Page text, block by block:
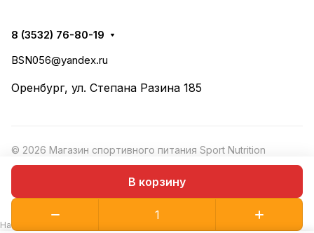
В корзину
8 (3532) 76-80-19
BSN056@yandex.ru
Оренбург, ул. Степана Разина 185
© 2026 Магазин спортивного питания Sport Nutrition
Рекомендательные
технологии
На сайте используются рекомендательные технологии.